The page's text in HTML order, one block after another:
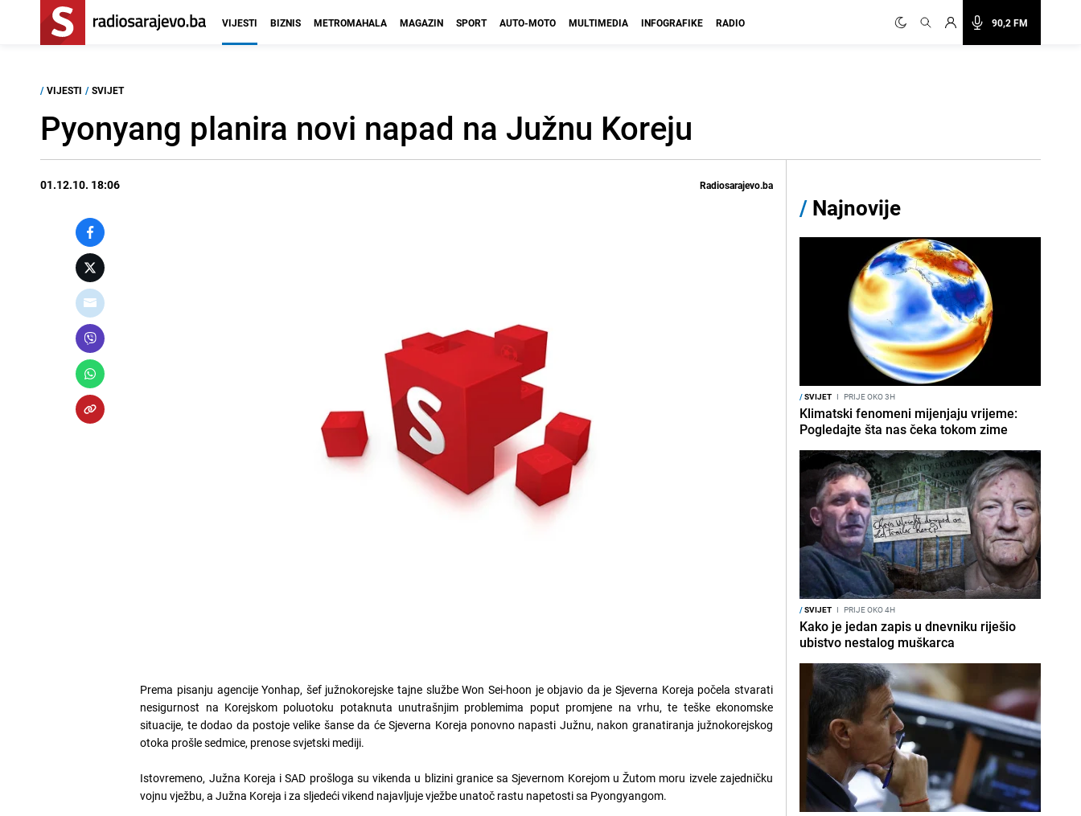
90,2 FM
VIJESTI BIZNIS METROMAHALA MAGAZIN SPORT AUTO-MOTO MULTIMEDIA INFOGRAFIKE RADIO
/ VIJESTI / SVIJET
Pyonyang planira novi napad na Južnu Koreju
01.12.10. 18:06 Radiosarajevo.ba
Prema pisanju agencije Yonhap, šef južnokorejske tajne službe Won Sei-hoon je objavio da je Sjeverna Koreja počela stvarati
nesigurnost na Korejskom poluotoku potaknuta unutrašnjim problemima poput promjene na vrhu, te teške ekonomske
situacije, te dodao da postoje velike šanse da će Sjeverna Koreja ponovno napasti Južnu, nakon granatiranja južnokorejskog
otoka prošle sedmice, prenose svjetski mediji.
Istovremeno, Južna Koreja i SAD prošloga su vikenda u blizini granice sa Sjevernom Korejom u Žutom moru izvele zajedničku
vojnu vježbu, a Južna Koreja i za sljedeći vikend najavljuje vježbe unatoč rastu napetosti sa Pyongyangom.
/ Najnovije
/SVIJET I PRIJE OKO 3H
Klimatski fenomeni mijenjaju vrijeme:
Pogledajte šta nas čeka tokom zime
/SVIJET I PRIJE OKO 4H
Kako je jedan zapis u dnevniku riješio
ubistvo nestalog muškarca